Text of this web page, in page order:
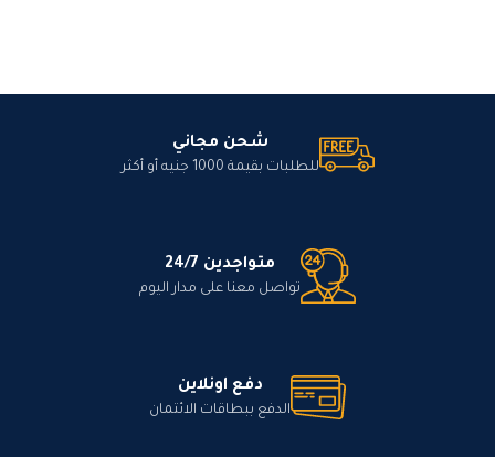
شحن مجاني
للطلبات بقيمة 1000 جنيه أو أكثر
متواجدين 24/7
تواصل معنا على مدار اليوم
دفع اونلاين
الدفع ببطاقات الائتمان